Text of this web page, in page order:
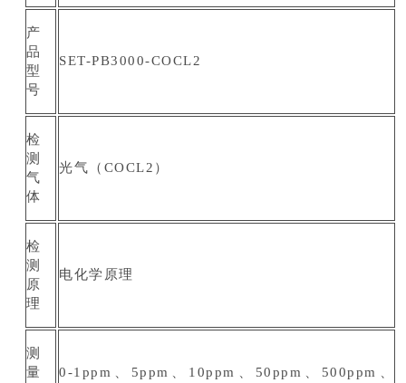
产
品
型
号
SET-PB3000-COCL2
检
测
气
体
光气（COCL2）
检
测
原
理
电化学原理
测
量
0-1ppm、5ppm、10ppm、50ppm、500ppm、